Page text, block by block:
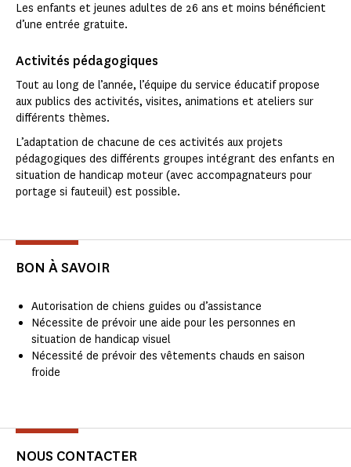
Les enfants et jeunes adultes de 26 ans et moins bénéficient
d’une entrée gratuite.
Activités pédagogiques
Tout au long de l’année, l’équipe du service éducatif propose
aux publics des activités, visites, animations et ateliers sur
différents thèmes.
L’adaptation de chacune de ces activités aux projets
pédagogiques des différents groupes intégrant des enfants en
situation de handicap moteur (avec accompagnateurs pour
portage si fauteuil) est possible.
BON À SAVOIR
Autorisation de chiens guides ou d’assistance
Nécessite de prévoir une aide pour les personnes en
situation de handicap visuel
Nécessité de prévoir des vêtements chauds en saison
froide
NOUS CONTACTER